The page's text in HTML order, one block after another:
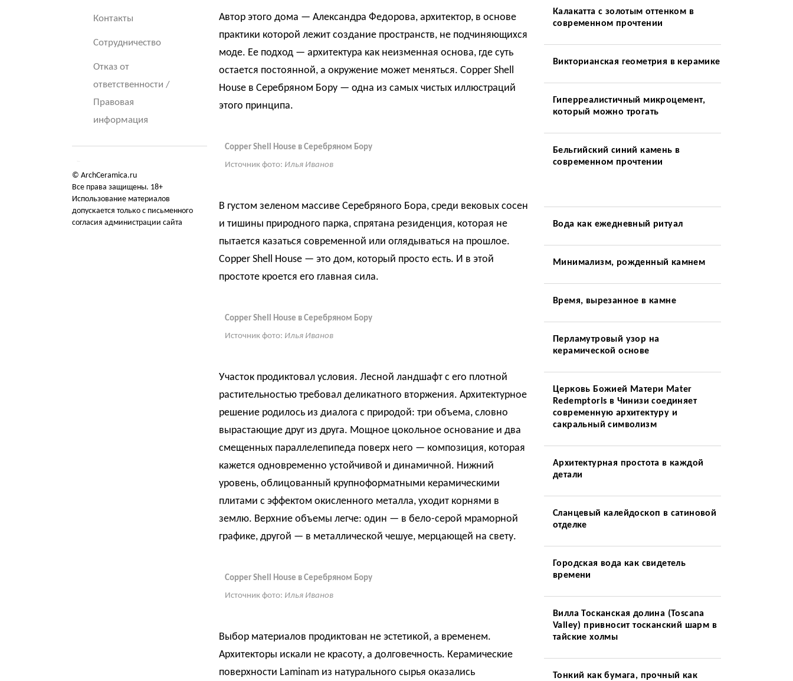
Контакты
Сотрудничество
Отказ от
ответственности /
Правовая
информация
© ArchCeramica.ru
Все права защищены. 18+
Использование материалов
допускается только с письменного
согласия администрации сайта
Автор этого дома — Александра Федорова, архитектор, в основе
практики которой лежит создание пространств, не подчиняющихся
моде. Ее подход — архитектура как неизменная основа, где суть
остается постоянной, а окружение может меняться. Copper Shell
House в Серебряном Бору — одна из самых чистых иллюстраций
этого принципа.
Copper Shell House в Серебряном Бору
Источник фото: Илья Иванов
В густом зеленом массиве Серебряного Бора, среди вековых сосен
и тишины природного парка, спрятана резиденция, которая не
пытается казаться современной или оглядываться на прошлое.
Copper Shell House — это дом, который просто есть. И в этой
простоте кроется его главная сила.
Copper Shell House в Серебряном Бору
Источник фото: Илья Иванов
Участок продиктовал условия. Лесной ландшафт с его плотной
растительностью требовал деликатного вторжения. Архитектурное
решение родилось из диалога с природой: три объема, словно
вырастающие друг из друга. Мощное цокольное основание и два
смещенных параллелепипеда поверх него — композиция, которая
кажется одновременно устойчивой и динамичной. Нижний
уровень, облицованный крупноформатными керамическими
плитами с эффектом окисленного металла, уходит корнями в
землю. Верхние объемы легче: один — в бело-серой мраморной
графике, другой — в металлической чешуе, мерцающей на свету.
Copper Shell House в Серебряном Бору
Источник фото: Илья Иванов
Выбор материалов продиктован не эстетикой, а временем.
Архитекторы искали не красоту, а долговечность. Керамические
поверхности Laminam из натурального сырья оказались
Калакатта с золотым оттенком в
современном прочтении
Викторианская геометрия в керамике
Гиперреалистичный микроцемент,
который можно трогать
Бельгийский синий камень в
современном прочтении
Вода как ежедневный ритуал
Минимализм, рожденный камнем
Время, вырезанное в камне
Перламутровый узор на
керамической основе
Церковь Божией Матери Mater
Redemptoris в Чинизи соединяет
современную архитектуру и
сакральный символизм
Архитектурная простота в каждой
детали
Сланцевый калейдоскоп в сатиновой
отделке
Городская вода как свидетель
времени
Вилла Тосканская долина (Toscana
Valley) привносит тосканский шарм в
тайские холмы
Тонкий как бумага, прочный как